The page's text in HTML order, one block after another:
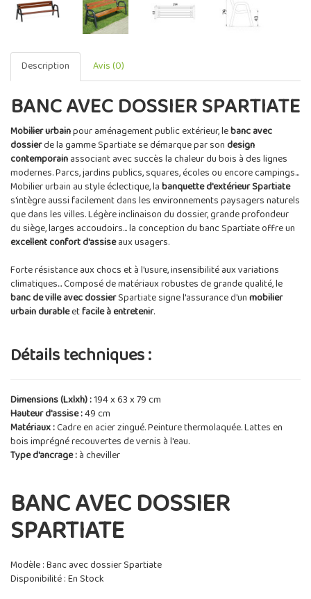
Description Avis (0)
BANC AVEC DOSSIER SPARTIATE
Mobilier urbainpour aménagement public extérieur, lebanc avec
dossierde la gamme Spartiate se démarque par sondesign
contemporainassociant avec succès la chaleur du bois à des lignes
modernes. Parcs, jardins publics, squares, écoles ou encore campings...
Mobilier urbain au style éclectique, labanquette d'extérieur Spartiate
s'intègre aussi facilement dans les environnements paysagers naturels
que dans les villes. Légère inclinaison du dossier, grande profondeur
du siège, larges accoudoirs... la conception du banc Spartiate offre un
excellent confort d'assiseaux usagers.
Forte résistance aux chocs et à l'usure, insensibilité aux variations
climatiques... Composé de matériaux robustes de grande qualité, le
banc de ville avec dossierSpartiate signe l'assurance d'unmobilier
urbain durableetfacile à entretenir.
Détails techniques :
Dimensions (Lxlxh) :194 x 63 x 79 cm
Hauteur d'assise :49 cm
Matériaux :Cadre en acier zingué. Peinture thermolaquée. Lattes en
bois imprégné recouvertes de vernis à l'eau.
Type d'ancrage :à cheviller
BANC AVEC DOSSIER
SPARTIATE
Modèle : Banc avec dossier Spartiate
Disponibilité : En Stock